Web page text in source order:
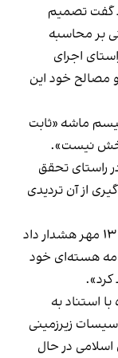
خود گفت تصمیم
بر محاسبه
اجرای
مصالح خود این
ماشه «ثابت
نیست».
راستای تحقق
از آن تردیدی
هشدار داد
هسته‌ای‌ خود
کرد».
استناد به
زیرزمینی
در حال